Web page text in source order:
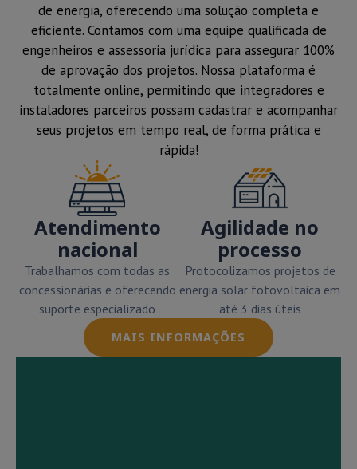
de energia, oferecendo uma solução completa e
eficiente. Contamos com uma equipe qualificada de
engenheiros e assessoria jurídica para assegurar 100%
de aprovação dos projetos. Nossa plataforma é
totalmente online, permitindo que integradores e
instaladores parceiros possam cadastrar e acompanhar
seus projetos em tempo real, de forma prática e
rápida!
Atendimento
nacional
Trabalhamos com todas as
concessionárias e oferecendo
suporte especializado
Agilidade no
processo
Protocolizamos projetos de
energia solar fotovoltaica em
até 3 dias úteis
MAIS INFORMAÇÕES